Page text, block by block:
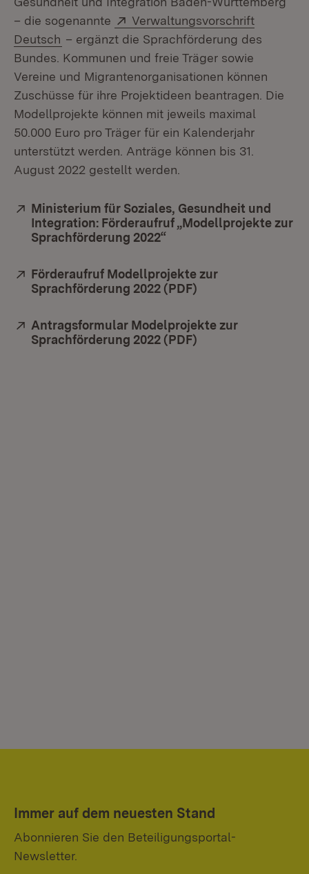
– die sogenannte
Extern:
Verwaltungsvorschrift
Deutsch (Öffnet in neuem Fenster)
– ergänzt die Sprachförderung des
Bundes. Kommunen und freie Träger sowie
Vereine und Migrantenorganisationen können
Zuschüsse für ihre Projektideen beantragen. Die
Modellprojekte können mit jeweils maximal
50.000 Euro pro Träger für ein Kalenderjahr
unterstützt werden. Anträge können bis 31.
August 2022 gestellt werden.
Extern:
Ministerium für Soziales, Gesundheit und
Integration: Förderaufruf „Modellprojekte zur
Sprachförderung 2022“
Extern:
Förderaufruf Modellprojekte zur
Sprachförderung 2022 (PDF)
Extern:
Antragsformular Modelprojekte zur
Sprachförderung 2022 (PDF)
Immer auf dem neuesten Stand
Abonnieren Sie den Beteiligungsportal-
Newsletter.